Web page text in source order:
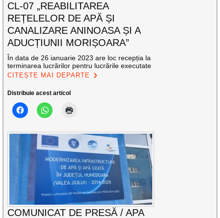
CL-07 „REABILITAREA
REȚELELOR DE APĂ ȘI
CANALIZARE ANINOASA ȘI A
ADUCȚIUNII MORIȘOARA”
În data de 26 ianuarie 2023 are loc recepția la
terminarea lucrărilor pentru lucrările executate
CITEȘTE MAI DEPARTE
Distribuie acest articol
COMUNICAT DE PRESĂ / APA